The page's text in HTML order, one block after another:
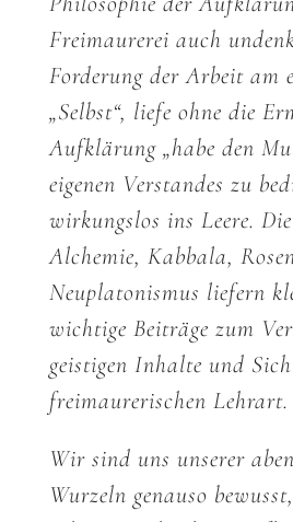
Freimaurerei auch
Forderung der Arbeit am
„Selbst“, liefe ohne die
Aufklärung „habe den
eigenen Verstandes zu
wirkungslos ins Leere.
Alchemie, Kabbala,
Neuplatonismus liefern
wichtige Beiträge zum
geistigen Inhalte und
freimaurerischen Lehrart.
Wir sind uns unserer
Wurzeln genauso